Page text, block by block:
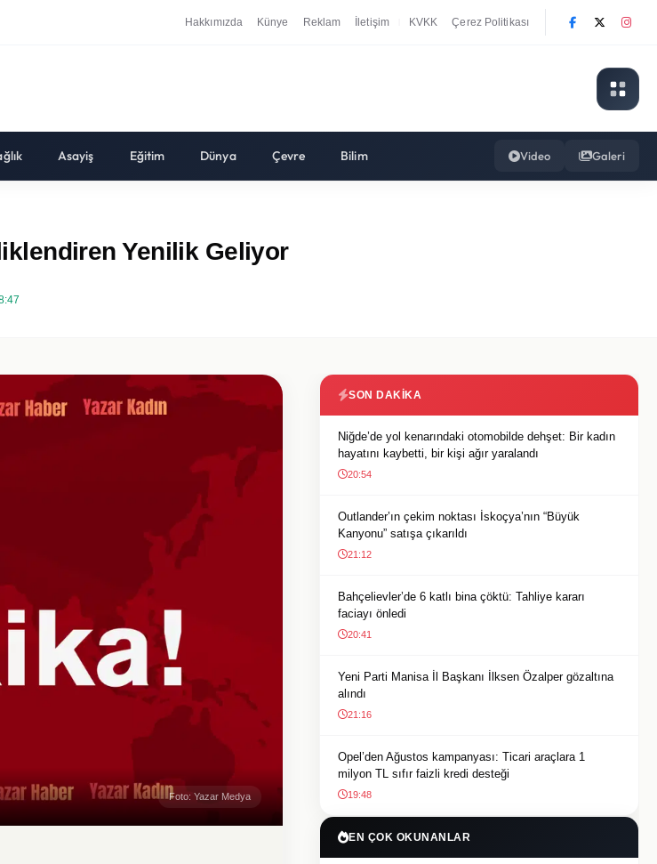
Hakkımızda Künye Reklam İletişim KVKK Çerez Politikası
Asayiş Eğitim Dünya Çevre Bilim Video Galeri
Yenilik Geliyor
Foto: Yazar Medya
SON DAKIKA
Niğde’de yol kenarındaki otomobilde dehşet: Bir kadın
hayatını kaybetti, bir kişi ağır yaralandı
20:54
Outlander’ın çekim noktası İskoçya’nın “Büyük
Kanyonu” satışa çıkarıldı
21:12
Bahçelievler’de 6 katlı bina çöktü: Tahliye kararı
faciayı önledi
20:41
Yeni Parti Manisa İl Başkanı İlksen Özalper gözaltına
alındı
21:16
Opel’den Ağustos kampanyası: Ticari araçlara 1
milyon TL sıfır faizli kredi desteği
19:48
EN ÇOK OKUNANLAR